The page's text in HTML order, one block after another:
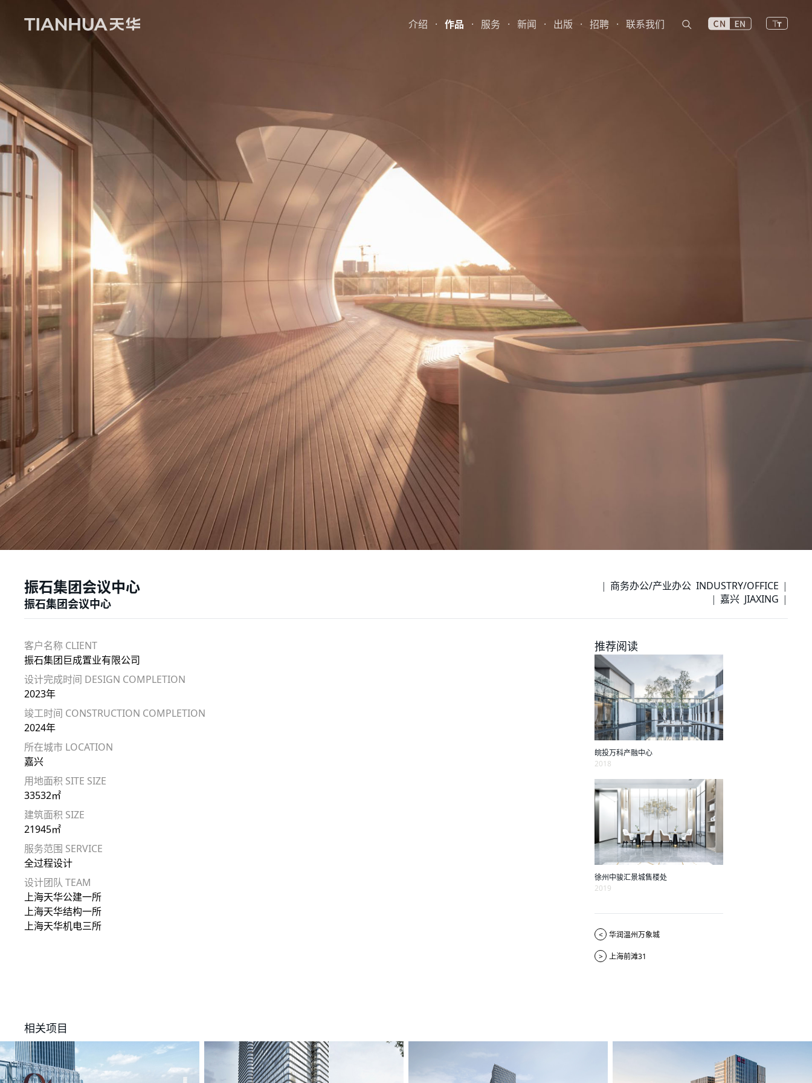
介绍 · 作品 · 服务 · 新闻 · 出版 · 招聘 · 联系我们
振石集团会议中心
振石集团会议中心
商务办公/产业办公 INDUSTRY/OFFICE
嘉兴 JIAXING
客户名称 CLIENT
振石集团巨成置业有限公司
设计完成时间 DESIGN COMPLETION
2023年
竣工时间 CONSTRUCTION COMPLETION
2024年
所在城市 LOCATION
嘉兴
用地面积 SITE SIZE
33532㎡
建筑面积 SIZE
21945㎡
服务范围 SERVICE
全过程设计
设计团队 TEAM
上海天华公建一所
上海天华结构一所
上海天华机电三所
推荐阅读
皖投万科产融中心
2018
徐州中骏汇景城售楼处
2019
< 华润温州万象城
> 上海前滩31
相关项目